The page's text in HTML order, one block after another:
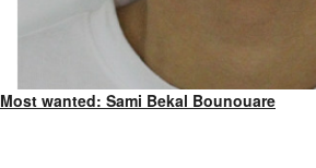
Most wanted: Sami Bekal Bounouare